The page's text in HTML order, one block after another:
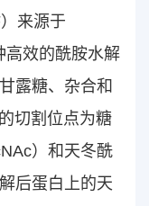
来源于
高效的酰胺水解
露糖、杂合和
切割位点为糖
）和天冬酰
后蛋白上的天